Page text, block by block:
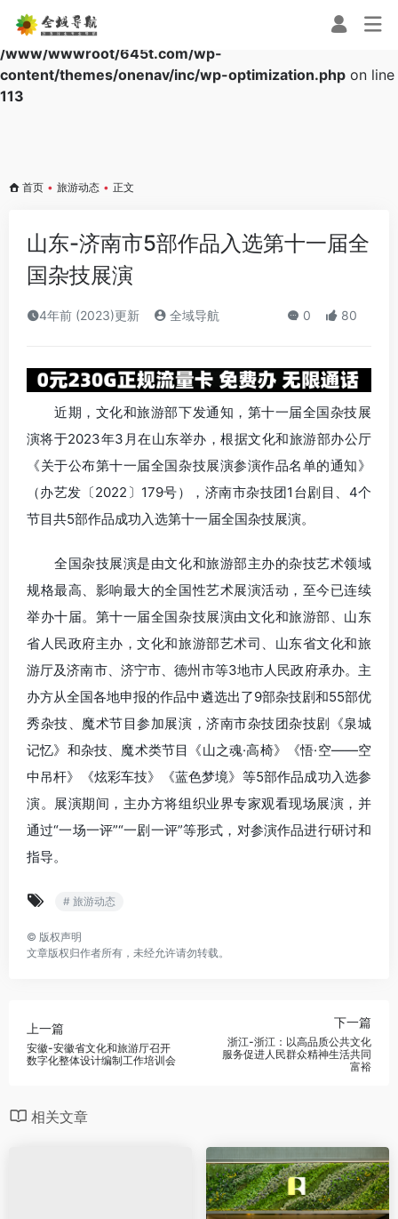
Warning: Array to string conversion in
/www/wwwroot/645t.com/wp-
content/themes/onenav/inc/wp-optimization.php on line
113
首页 • 旅游动态 • 正文
山东-济南市5部作品入选第十一届全
国杂技展演
4年前 (2023)更新 全域导航 0 80
近期，文化和旅游部下发通知，第十一届全国杂技展
演将于2023年3月在山东举办，根据文化和旅游部办公厅
《关于公布第十一届全国杂技展演参演作品名单的通知》
（办艺发〔2022〕179号），济南市杂技团1台剧目、4个
节目共5部作品成功入选第十一届全国杂技展演。
全国杂技展演是由文化和旅游部主办的杂技艺术领域
规格最高、影响最大的全国性艺术展演活动，至今已连续
举办十届。第十一届全国杂技展演由文化和旅游部、山东
省人民政府主办，文化和旅游部艺术司、山东省文化和旅
游厅及济南市、济宁市、德州市等3地市人民政府承办。主
办方从全国各地申报的作品中遴选出了9部杂技剧和55部优
秀杂技、魔术节目参加展演，济南市杂技团杂技剧《泉城
记忆》和杂技、魔术类节目《山之魂·高椅》《悟·空——空
中吊杆》《炫彩车技》《蓝色梦境》等5部作品成功入选参
演。展演期间，主办方将组织业界专家观看现场展演，并
通过“一场一评”“一剧一评”等形式，对参演作品进行研讨和
指导。
# 旅游动态
© 版权声明
文章版权归作者所有，未经允许请勿转载。
上一篇
安徽-安徽省文化和旅游厅召开
数字化整体设计编制工作培训会
下一篇
浙江-浙江：以高品质公共文化
服务促进人民群众精神生活共同
富裕
相关文章